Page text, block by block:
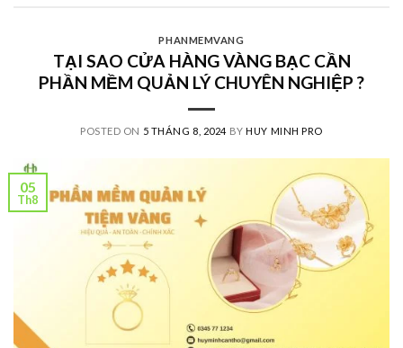
PHANMEMVANG
TẠI SAO CỬA HÀNG VÀNG BẠC CẦN
PHẦN MỀM QUẢN LÝ CHUYÊN NGHIỆP ?
POSTED ON 5 THÁNG 8, 2024 BYHUY MINH PRO
05
Th8